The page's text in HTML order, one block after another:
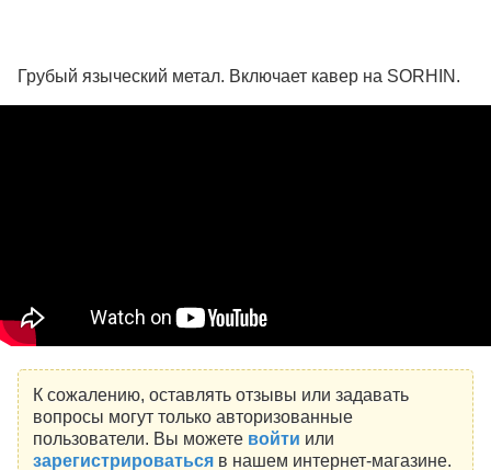
Грубый языческий метал. Включает кавер на SORHIN.
К сожалению, оставлять отзывы или задавать
вопросы могут только авторизованные
пользователи. Вы можете войти или
зарегистрироватьсяв нашем интернет-магазине.